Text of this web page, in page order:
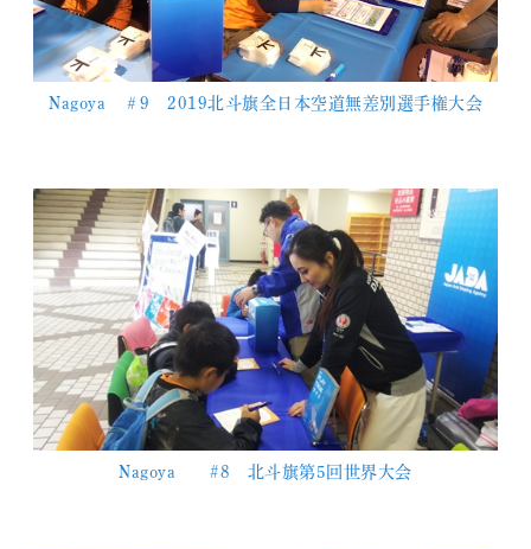
Nagoya ＃9 2019北斗旗全日本空道無差別選手権大会
Nagoya #8 北斗旗第5回世界大会